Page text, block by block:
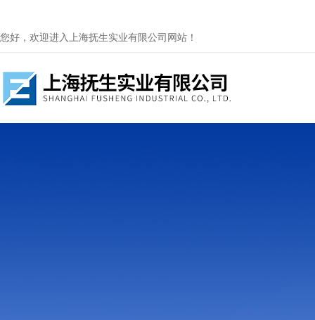
您好，欢迎进入上海抚生实业有限公司网站！